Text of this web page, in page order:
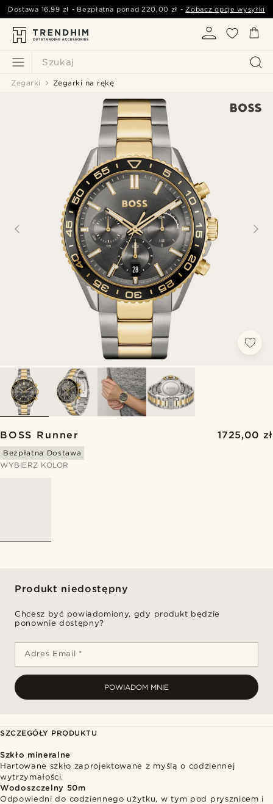
Szukaj
Dostawa 16,99 zł - Bezpłatna ponad220,00 zł -Zobacz opcje wysyłki
Zegarki Zegarki na rękę
BOSS Runner 1725,00 zł
Bezpłatna Dostawa
WYBIERZ KOLOR
Produkt niedostępny
Chcesz być powiadomiony, gdy produkt będzie
ponownie dostępny?
Adres Email *
POWIADOM MNIE
SZCZEGÓŁY PRODUKTU
Szkło mineralne
Hartowane szkło zaprojektowane z myślą o codziennej
wytrzymałości.
Wodoszczelny 50m
Odpowiedni do codziennego użytku, w tym pod prysznicem i